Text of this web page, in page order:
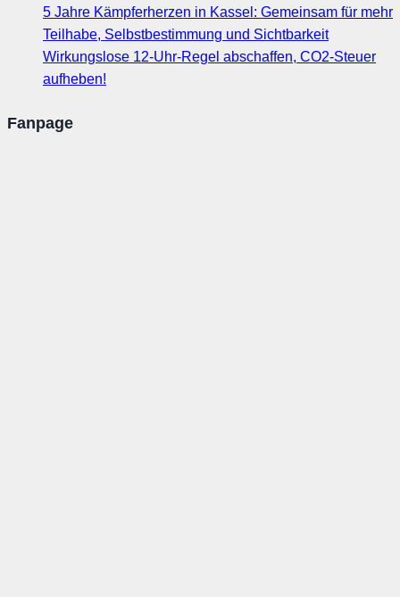
5 Jahre Kämpferherzen in Kassel: Gemeinsam für mehr
Teilhabe, Selbstbestimmung und Sichtbarkeit
Wirkungslose 12-Uhr-Regel abschaffen, CO2-Steuer
aufheben!
Fanpage